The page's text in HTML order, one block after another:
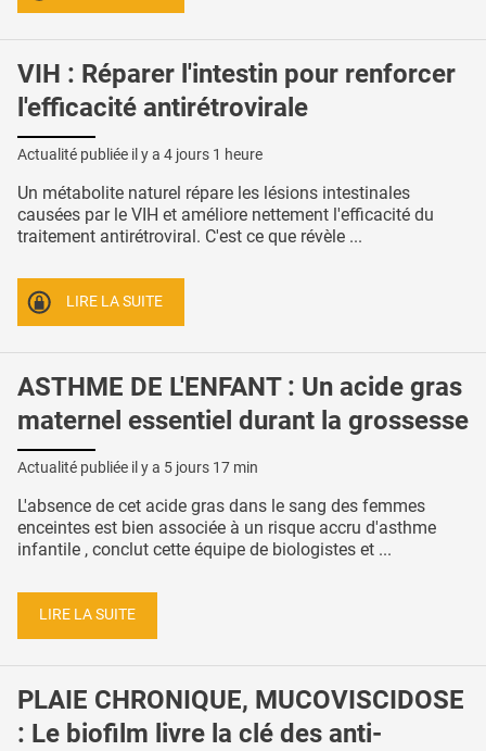
VIH : Réparer l'intestin pour renforcer
l'efficacité antirétrovirale
Actualité publiée il y a 4 jours 1 heure
Un métabolite naturel répare les lésions intestinales
causées par le VIH et améliore nettement l'efficacité du
traitement antirétroviral. C'est ce que révèle ...
LIRE LA SUITE
ASTHME DE L'ENFANT : Un acide gras
maternel essentiel durant la grossesse
Actualité publiée il y a 5 jours 17 min
L'absence de cet acide gras dans le sang des femmes
enceintes est bien associée à un risque accru d'asthme
infantile , conclut cette équipe de biologistes et ...
LIRE LA SUITE
PLAIE CHRONIQUE, MUCOVISCIDOSE
: Le biofilm livre la clé des anti-